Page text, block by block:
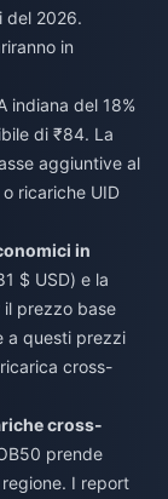
del 2026.
in
indiana del 18%
di ₹84. La
aggiuntive al
ricariche UID
in
$ USD) e la
il prezzo base
a questi prezzi
cross-
cross-
prende
I report